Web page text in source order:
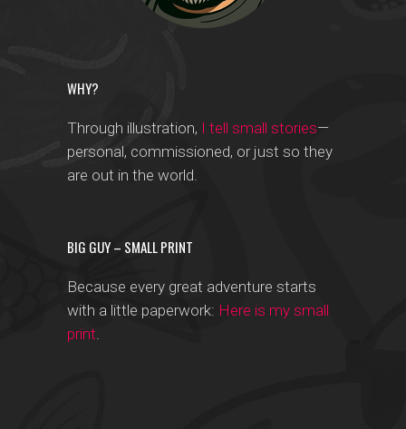
WHY?
Through illustration, I tell small stories—
personal, commissioned, or just so they
are out in the world.
BIG GUY – SMALL PRINT
Because every great adventure starts
with a little paperwork: Here is my small
print.